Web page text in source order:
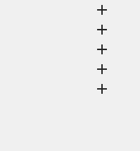




